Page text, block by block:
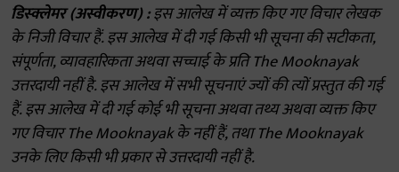
डिस्क्लेमर (अस्वीकरण) :इस आलेख में व्यक्त किए गए विचार लेखक
के निजी विचार हैं. इस आलेख में दी गई किसी भी सूचना की सटीकता,
संपूर्णता, व्यावहारिकता अथवा सच्चाई के प्रति The Mooknayak
उत्तरदायी नहीं है. इस आलेख में सभी सूचनाएं ज्यों की त्यों प्रस्तुत की गई
हैं. इस आलेख में दी गई कोई भी सूचना अथवा तथ्य अथवा व्यक्त किए
गए विचार The Mooknayak के नहीं हैं, तथा The Mooknayak
उनके लिए किसी भी प्रकार से उत्तरदायी नहीं है.